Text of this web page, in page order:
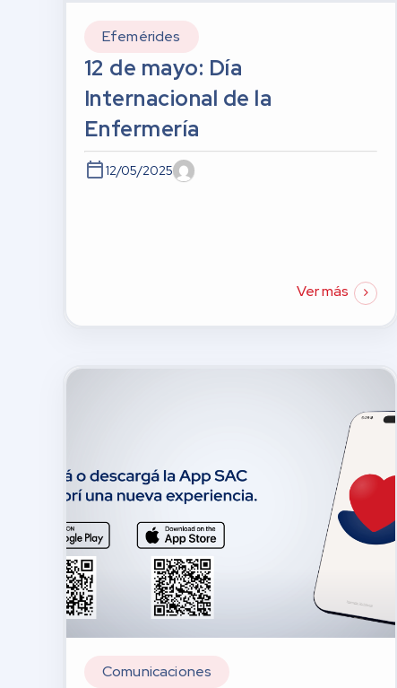
Efemérides
12 de mayo: Día
Internacional de la
Enfermería
12/05/2025
Ver más
Comunicaciones